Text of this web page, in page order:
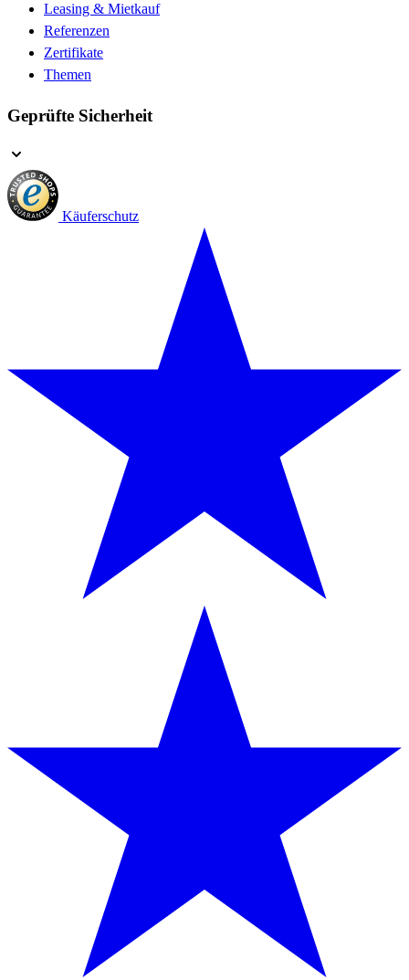
Leasing & Mietkauf
Referenzen
Zertifikate
Themen
Geprüfte Sicherheit
Käuferschutz